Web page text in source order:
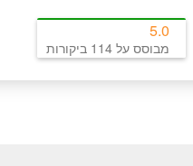
5.0
מבוסס על 114 ביקורות